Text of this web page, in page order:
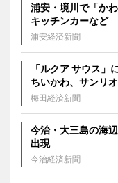
浦安・境川で「か
キッチンカーなど
浦安経済新聞
「ルクア サウス
ちいかわ、サンリ
梅田経済新聞
今治・大三島の海
出現
今治経済新聞